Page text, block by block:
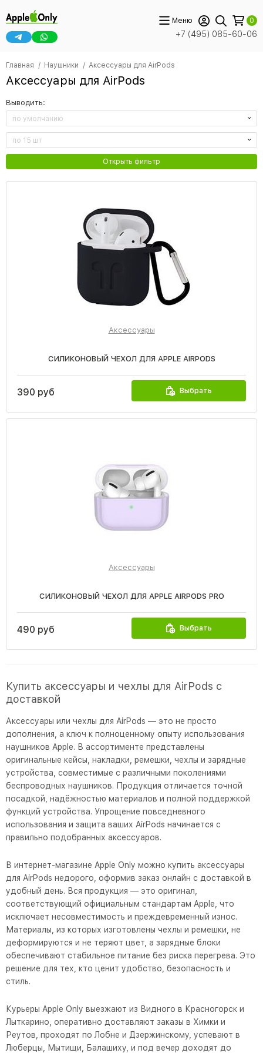
+7 (495) 085-60-06
Меню 0
Главная Наушники Аксессуары для AirPods
Аксессуары для AirPods
Выводить:
по умолчанию
по 15 шт
Открыть фильтр
Аксессуары
СИЛИКОНОВЫЙ ЧЕХОЛ ДЛЯ APPLE AIRPODS
390 руб Выбрать
Аксессуары
СИЛИКОНОВЫЙ ЧЕХОЛ ДЛЯ APPLE AIRPODS PRO
490 руб Выбрать
Купить аксессуары и чехлы для AirPods с
доставкой
Аксессуары или чехлы для AirPods — это не просто
дополнения, а ключ к полноценному опыту использования
наушников Apple. В ассортименте представлены
оригинальные кейсы, накладки, ремешки, чехлы и зарядные
устройства, совместимые с различными поколениями
беспроводных наушников. Продукция отличается точной
посадкой, надёжностью материалов и полной поддержкой
функций устройства. Упрощение повседневного
использования и защита ваших AirPods начинается с
правильно подобранных аксессуаров.
В интернет-магазине Apple Only можно купить аксессуары
для AirPods недорого, оформив заказ онлайн с доставкой в
удобный день. Вся продукция — это оригинал,
соответствующий официальным стандартам Apple, что
исключает несовместимость и преждевременный износ.
Материалы, из которых изготовлены чехлы и ремешки, не
деформируются и не теряют цвет, а зарядные блоки
обеспечивают стабильное питание без риска перегрева. Это
решение для тех, кто ценит удобство, безопасность и
стиль.
Курьеры Apple Only выезжают из Видного в Красногорск и
Лыткарино, оперативно доставляют заказы в Химки и
Реутов, проходят по Лобне и Дзержинскому, успевают в
Люберцы, Мытищи, Балашиху, и под вечер доходят до